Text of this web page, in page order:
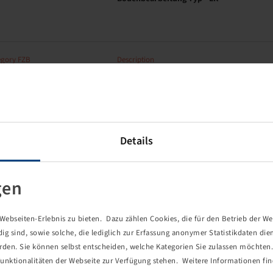
Details
Erlebnis zu bieten. Dazu zählen Cookies, die für den Betrieb der
sind, sowie solche, die lediglich zur Erfassung anonymer Statistikdaten
Sie können selbst entscheiden, welche Kategorien Sie zulassen
der Webseite zur Verfügung stehen. Weitere Informationen
FZB Description
axle stub
Description
FZB
axle stub
Description
5/66/112/M14 x 1.5, mit
Schmiernippel